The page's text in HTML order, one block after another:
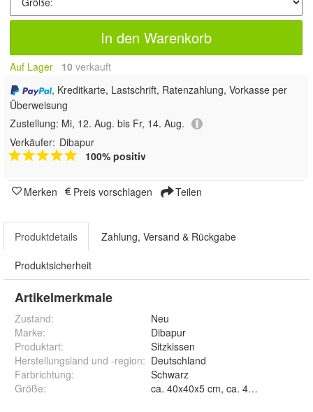
In den Warenkorb
Auf Lager 10 verkauft
, Kreditkarte, Lastschrift, Ratenzahlung, Vorkasse per
Überweisung
Zustellung: Mi, 12. Aug. bis Fr, 14. Aug.
Verkäufer: Dibapur
100% positiv
Merken Preis vorschlagen Teilen
Produktdetails Zahlung, Versand & Rückgabe
Produktsicherheit
Artikelmerkmale
Zustand:
Neu
Marke:
Dibapur
Produktart:
Sitzkissen
Herstellungsland und -region: Deutschland
Farbrichtung:
Schwarz
Größe: ca. 40x40x5 cm, ca. 40x40x6 cm,